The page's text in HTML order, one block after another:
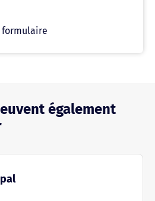
formulaire
également